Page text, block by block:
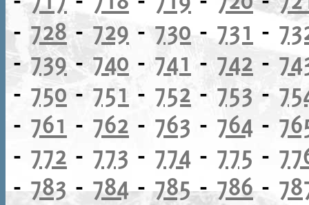
- 728 -729 - 730 - 731 -
-739-740 - 741 - 742 -
- 750 - 751 - 752 - 753 -
- 761 - 762 - 763 - 764 -
- 772 - 773 - 774 - 775 -
-783 -784-785-786-